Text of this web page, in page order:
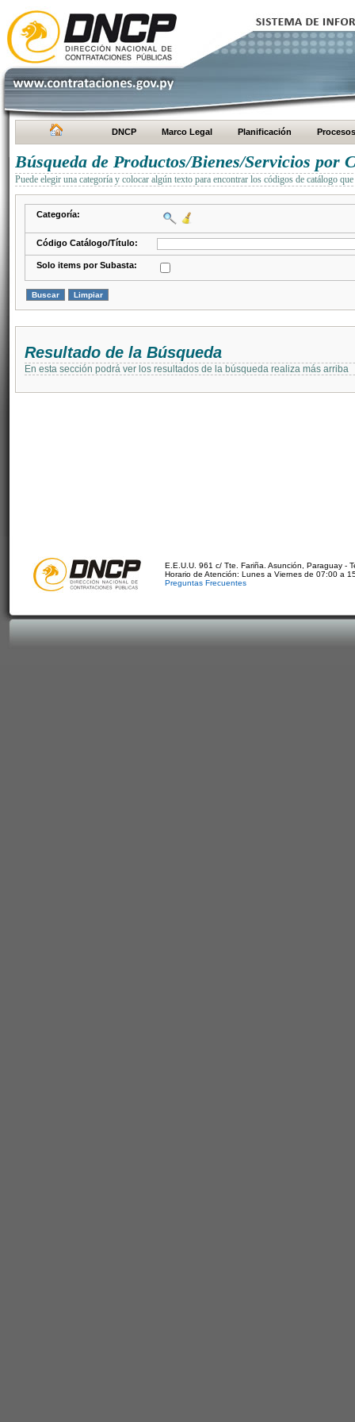
DNCP Marco Legal Planificación Procesos
Búsqueda de Productos/Bienes/Servicios por
Puede elegir una categoría y colocar algún texto para encontrar los códigos de catálogo
Categoría:
Código Catálogo/Título:
Solo items por Subasta:
Resultado de la Búsqueda
En esta sección podrá ver los resultados de la búsqueda realiza más arriba
E.E.U.U. 961 c/ Tte. Fariña. Asunción, Paraguay -
Horario de Atención: Lunes a Viernes de 07:00 a
Preguntas Frecuentes